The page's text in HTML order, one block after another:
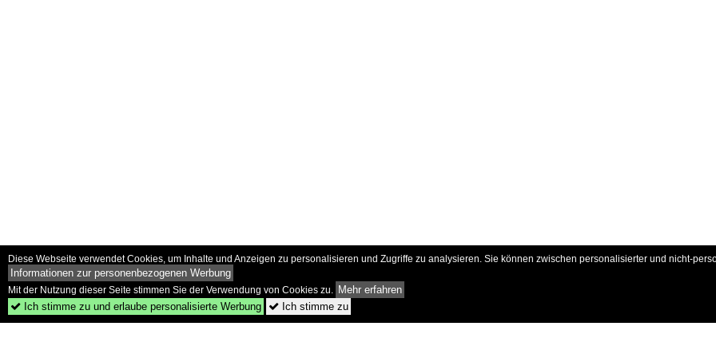
Diese Webseite verwendet Cookies, um Inhalte und Anzeigen zu personalisieren und Zugriffe zu analysieren. Sie können zwischen personalisierter und nicht-
Informationen zur personenbezogenen Werbung
Mit der Nutzung dieser Seite stimmen Sie der Verwendung von Cookies zu. Mehr erfahren
 Ich stimme zu und erlaube personalisierte Werbung  Ich stimme zu